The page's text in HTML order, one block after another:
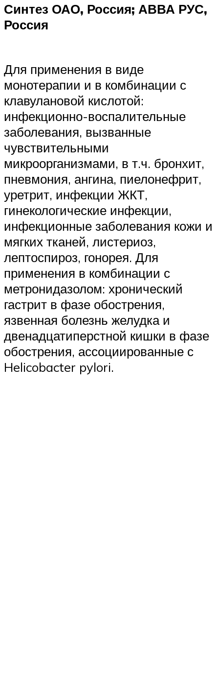
Синтез ОАО, Россия; АВВА РУС,
Россия
Для применения в виде
монотерапии и в комбинации с
клавулановой кислотой:
инфекционно-воспалительные
заболевания, вызванные
чувствительными
микроорганизмами, в т.ч. бронхит,
пневмония, ангина, пиелонефрит,
уретрит, инфекции ЖКТ,
гинекологические инфекции,
инфекционные заболевания кожи и
мягких тканей, листериоз,
лептоспироз, гонорея. Для
применения в комбинации с
метронидазолом: хронический
гастрит в фазе обострения,
язвенная болезнь желудка и
двенадцатиперстной кишки в фазе
обострения, ассоциированные с
Helicobacter pylori.